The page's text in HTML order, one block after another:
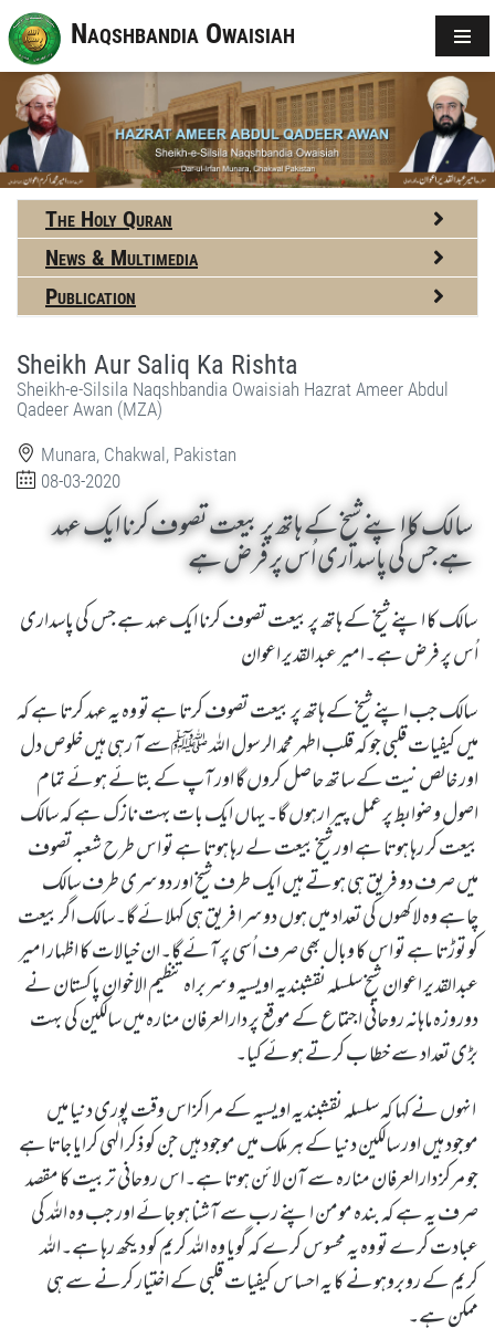
Naqshbandia Owaisiah
The Holy Quran
News & Multimedia
Publication
Sheikh Aur Saliq Ka Rishta
Sheikh-e-Silsila Naqshbandia Owaisiah Hazrat Ameer Abdul
Qadeer Awan (MZA)
Munara, Chakwal, Pakistan
08-03-2020
سالک کا اپنے شیخ کے ہاتھ پر بیعت تصوف کرنا ایک عہد
ہے جس کی پاسداری اُس پر فرض ہے
سالک کا اپنے شیخ کے ہاتھ پر بیعت تصوف کرنا ایک عہد ہے جس کی پاسداری
اُس پر فرض ہے۔امیر عبدالقدیر اعوان
سالک جب اپنے شیخ کے ہاتھ پر بیعت تصوف کرتا ہے تو وہ یہ عہد کرتا ہے کہ
میں کیفیات قلبی جو کہ قلب اطہر محمد الرسول اللہ ﷺسے آ رہی ہیں خلوص دل
اور خالص نیت کے ساتھ حاصل کروں گا اور آپ کے بتائے ہوئے تمام
اصول و ضوابط پر عمل پیرا رہوں گا۔یہاں ایک بات بہت نازک ہے کہ سالک
بیعت کر رہا ہوتا ہے اور شیخ بیعت لے رہا ہوتا ہے تو اس طرح شعبہ تصوف
میں صرف دو فریق ہی ہوتے ہیں ایک طرف شیخ اور دوسری طرف سالک
چاہے وہ لاکھوں کی تعداد میں ہوں دوسرا فریق ہی کہلائے گا۔سالک اگر بیعت
کو توڑتا ہے تو اس کا وبال بھی صرف اُسی پر آئے گا۔ان خیالات کا اظہار امیر
عبدالقدیر اعوان شیخ سلسلہ نقشبندیہ اویسیہ وسربراہ تنظیم الاخوان پاکستان نے
دوروزہ ماہانہ روحانی اجتماع کے موقع پر دارالعرفان منارہ میں سالکین کی بہت
بڑی تعداد سے خطا ب کرتے ہوئے کیا۔
انہوں نے کہا کہ سلسلہ نقشبندیہ اویسیہ کے مراکز اس وقت پوری دنیا میں
موجود ہیں اور سالکین دنیا کے ہر ملک میں موجود ہیں جن کو ذکر الٰہی کرایا جاتا ہے
جو مرکز دارالعرفان منارہ سے آن لائن ہوتا ہے۔اس روحانی تربیت کا مقصد
صرف یہ ہے کہ بندہ مومن اپنے رب سے آشنا ہو جائے اور جب وہ اللہ کی
عبادت کرے تو وہ یہ محسوس کرے کہ گویا وہ اللہ کریم کو دیکھ رہا ہے۔اللہ
کریم کے روبروہونے کا یہ احساس کیفیات قلبی کے اختیار کرنے سے ہی
ممکن ہے۔